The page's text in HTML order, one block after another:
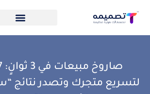
لتسريع متجرك وتصدر نتائج